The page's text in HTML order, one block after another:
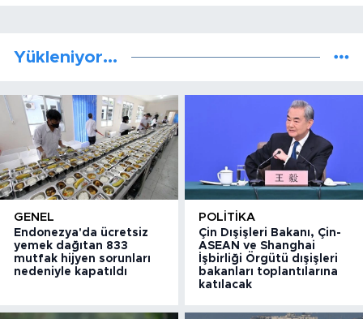
Yükleniyor...
GENEL
Endonezya'da ücretsiz
yemek dağıtan 833
mutfak hijyen sorunları
nedeniyle kapatıldı
POLITIKA
Çin Dışişleri Bakanı, Çin-
ASEAN ve Shanghai
İşbirliği Örgütü dışişleri
bakanları toplantılarına
katılacak